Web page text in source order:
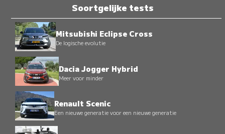
Soortgelijke tests
Mitsubishi Eclipse Cross
De logische evolutie
Dacia Jogger Hybrid
Meer voor minder
Renault Scenic
Een nieuwe generatie voor een nieuwe generatie